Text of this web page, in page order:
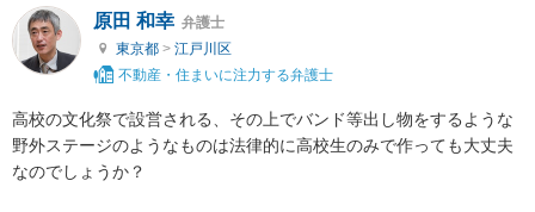
原田 和幸 弁護士
東京都 > 江戸川区
不動産・住まいに注力する弁護士
高校の文化祭で設営される、その上でバンド等出し物をするような
野外ステージのようなものは法律的に高校生のみで作っても大丈夫
なのでしょうか？